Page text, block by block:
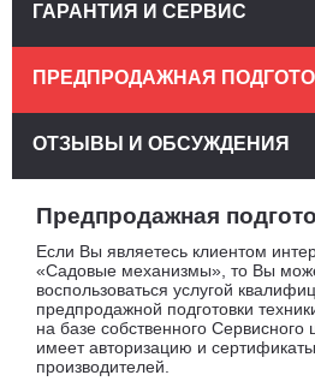
Предпродажная
Если Вы являетесь клиентом
«Садовые механизмы», то Вы
воспользоваться услугой
предпродажной подготовки
на базе собственного Сервисного
имеет авторизацию и
производителей.
ГАРАНТИЯ И СЕРВИС
ПРЕДПРОДАЖНАЯ
ОТЗЫВЫ И ОБСУЖДЕНИЯ